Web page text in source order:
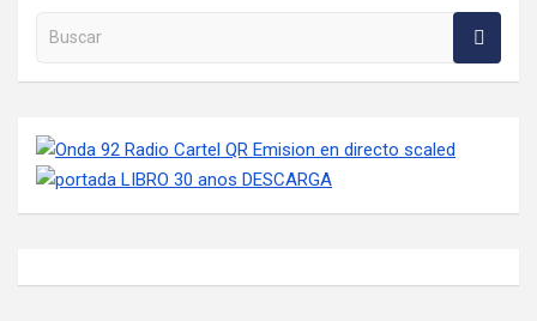
Buscar en la web